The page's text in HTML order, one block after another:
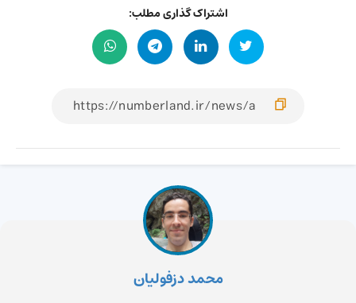
اشتراک گذاری مطلب:
محمد دزفولیان